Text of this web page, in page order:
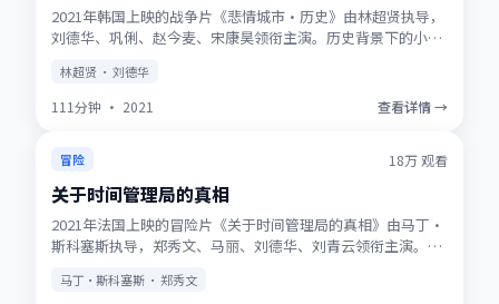
2021年韩国上映的战争片《悲情城市·历史》由林超贤执导，
刘德华、巩俐、赵今麦、宋康昊领衔主演。历史背景下的小人
新，支持多终端流畅播放。
林超贤 · 刘德华
111分钟 · 2021 查看详情 →
NEW ★9.5
冒险 18万观看
关于时间管理局的真相
2021年法国上映的冒险片《关于时间管理局的真相》由马丁·
斯科塞斯执导，郑秀文、马丽、刘德华、刘青云领衔主演。动
节与人物刻画的观众收藏观看。
马丁·斯科塞斯 · 郑秀文